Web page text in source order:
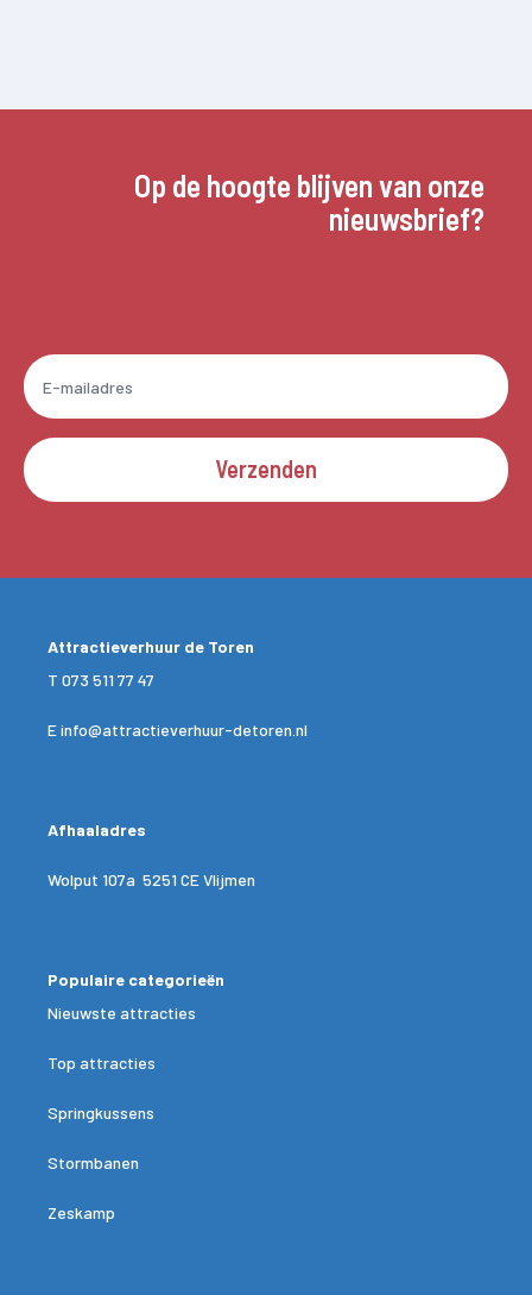
Op de hoogte blijven van onze
nieuwsbrief?
Verzenden
Attractieverhuur de Toren
T 073 511 77 47
Einfo@attractieverhuur-detoren.nl
Afhaaladres
Wolput 107a 5251 CE Vlijmen
Populaire categorieën
Nieuwste attracties
Top attracties
Springkussens
Stormbanen
Zeskamp